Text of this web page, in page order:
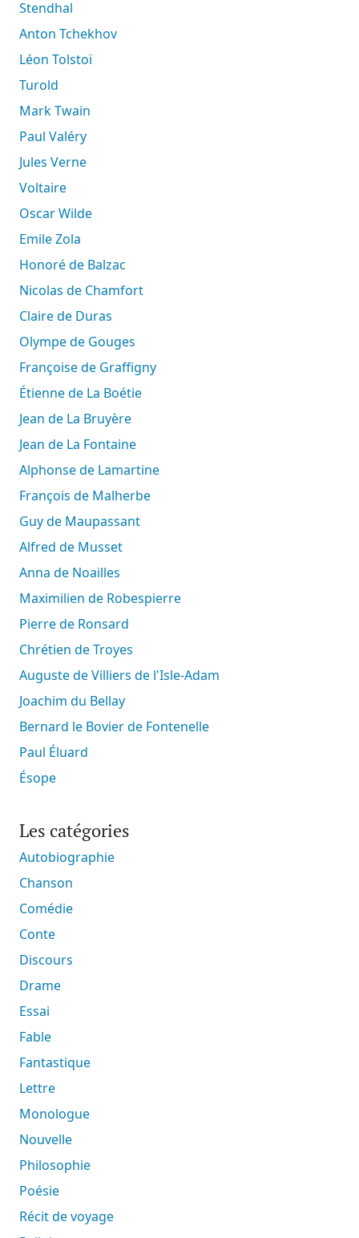
Stendhal
Anton Tchekhov
Léon Tolstoï
Turold
Mark Twain
Paul Valéry
Jules Verne
Voltaire
Oscar Wilde
Emile Zola
Honoré de Balzac
Nicolas de Chamfort
Claire de Duras
Olympe de Gouges
Françoise de Graffigny
Étienne de La Boétie
Jean de La Bruyère
Jean de La Fontaine
Alphonse de Lamartine
François de Malherbe
Guy de Maupassant
Alfred de Musset
Anna de Noailles
Maximilien de Robespierre
Pierre de Ronsard
Chrétien de Troyes
Auguste de Villiers de l'Isle-Adam
Joachim du Bellay
Bernard le Bovier de Fontenelle
Paul Éluard
Ésope
Les catégories
Autobiographie
Chanson
Comédie
Conte
Discours
Drame
Essai
Fable
Fantastique
Lettre
Monologue
Nouvelle
Philosophie
Poésie
Récit de voyage